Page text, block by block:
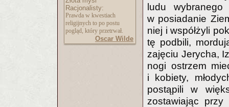
Racjonalisty:
Prawda w kwestiach
religijnych to po postu
pogląd, który przetrwał.
Oscar Wilde
ludu
w posiadanie
niej i współżyli
tę podbili,
zajęciu Jerycha,
nogi ostrzem
i kobiety,
postąpili w
zostawiając